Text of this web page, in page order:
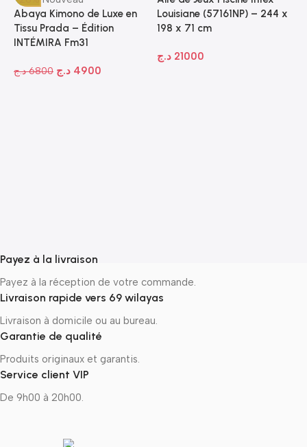
Abaya Kimono de Luxe en
Tissu Prada – Édition
INTÉMIRA Fm31
6800 د.ج 4900 د.ج
Louisiane (57161NP) – 244 x
198 x 71 cm
21000 د.ج
Payez à la livraison
Payez à la réception de votre commande.
Livraison rapide vers 69 wilayas
Livraison à domicile ou au bureau.
Garantie de qualité
Produits originaux et garantis.
Service client VIP
De 9h00 à 20h00.